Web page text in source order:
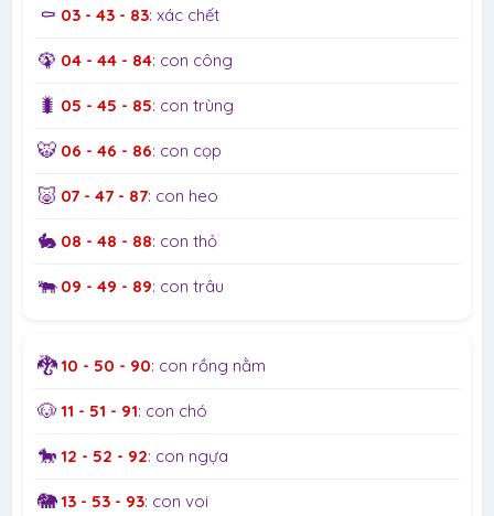
⚰️ 03 - 43 - 83: xác chết
🦚 04 - 44 - 84: con công
🐛 05 - 45 - 85: con trùng
🐯 06 - 46 - 86: con cọp
🐷 07 - 47 - 87: con heo
🐇 08 - 48 - 88: con thỏ
🐃 09 - 49 - 89: con trâu
🐉10 - 50 - 90: con rồng nằm
🐶 11 - 51 - 91: con chó
🐎 12 - 52 - 92: con ngựa
🐘13 - 53 - 93: con voi